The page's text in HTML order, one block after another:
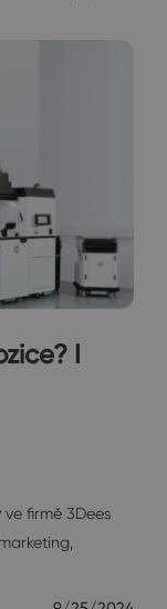
I
firmě 3Dees